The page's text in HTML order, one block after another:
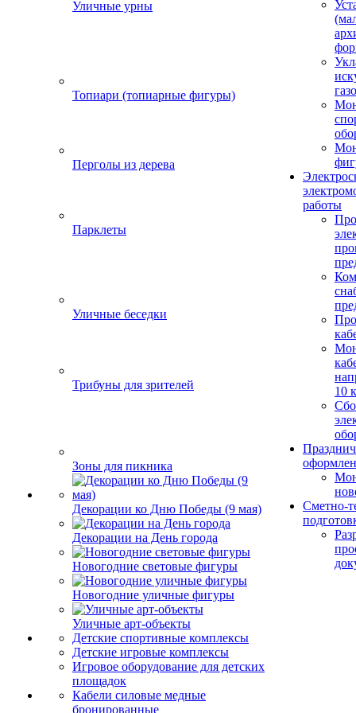
Уличные урны
Топиари (топиарные фигуры)
Перголы из дерева
Парклеты
Уличные беседки
Трибуны для зрителей
Зоны для пикника
Декорации ко Дню Победы (9 мая)
Декорации на День города
Новогодние световые фигуры
Новогодние уличные фигуры
Уличные арт-объекты
Детские спортивные комплексы
Детские игровые комплексы
Игровое оборудование для детских
площадок
Кабели силовые медные
бронированные
работы
10
Сметно-